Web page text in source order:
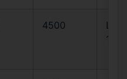
4500
1